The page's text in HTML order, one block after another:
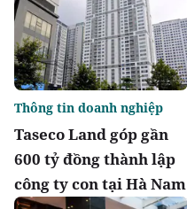
Taseco Land góp gần
600 tỷ đồng thành lập
công ty con tại Hà Nam
Thông tin doanh nghiệp